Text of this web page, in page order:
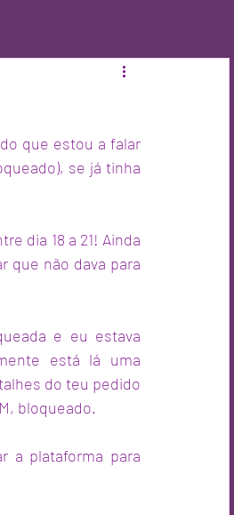
que estou a falar
se já tinha
dia 18 a 21! Ainda
que não dava para
e eu estava
está lá uma
do teu pedido
bloqueado.
a plataforma para